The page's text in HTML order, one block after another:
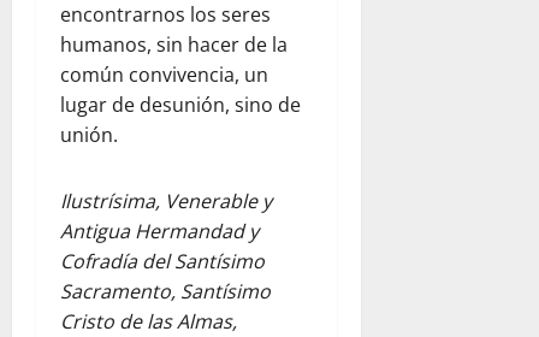
encontrarnos los seres
humanos, sin hacer de la
común convivencia, un
lugar de desunión, sino de
unión.
Ilustrísima, Venerable y
Antigua Hermandad y
Cofradía del Santísimo
Sacramento, Santísimo
Cristo de las Almas,